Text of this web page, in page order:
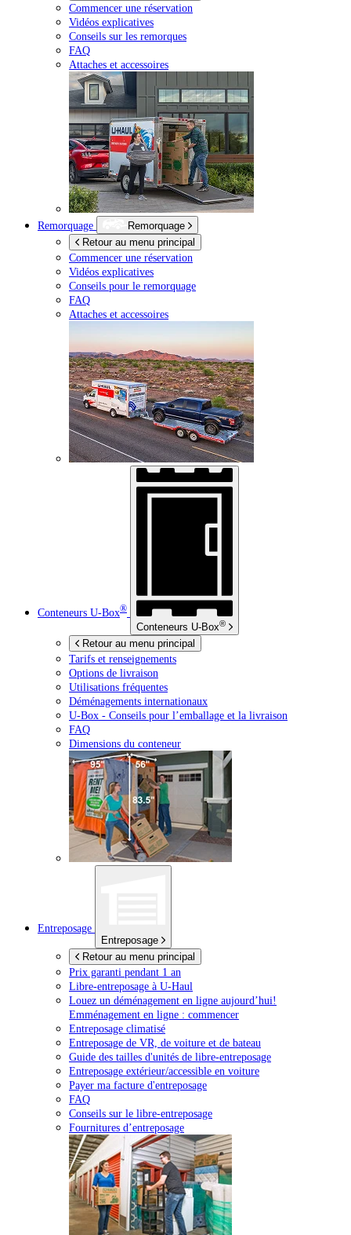
Commencer une réservation
Vidéos explicatives
Conseils sur les remorques
FAQ
Attaches et accessoires
Remorquage
Remorquage
Retour au menu principal
Commencer une réservation
Vidéos explicatives
Conseils pour le remorquage
FAQ
Attaches et accessoires
Conteneurs U-Box®
Conteneurs U-Box®
Retour au menu principal
Tarifs et renseignements
Options de livraison
Utilisations fréquentes
Déménagements internationaux
U-Box - Conseils pour l’emballage et la livraison
FAQ
Dimensions du conteneur
Entreposage
Entreposage
Retour au menu principal
Prix garanti pendant 1 an
Libre-entreposage à U-Haul
Louez un déménagement en ligne aujourd’hui!
Emménagement en ligne : commencer
Entreposage climatisé
Entreposage de VR, de voiture et de bateau
Guide des tailles d'unités de libre-entreposage
Entreposage extérieur/accessible en voiture
Payer ma facture d'entreposage
FAQ
Conseils sur le libre-entreposage
Fournitures d’entreposage